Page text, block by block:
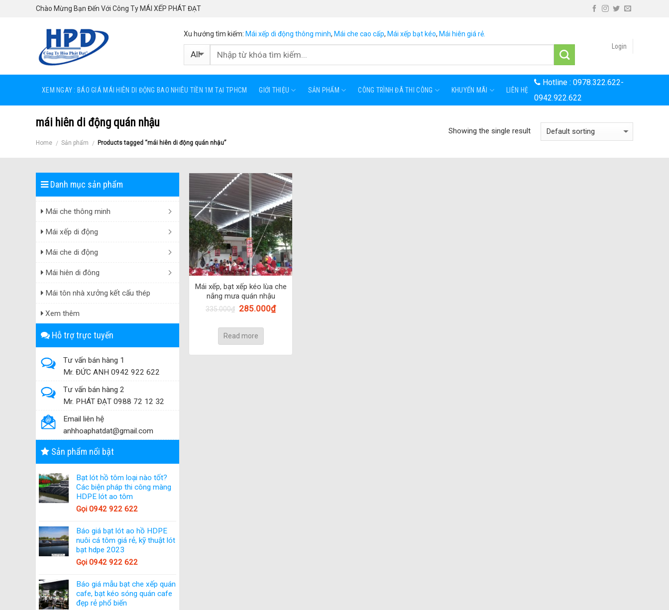
Chào Mừng Bạn Đến Với Công Ty MÁI XẾP PHÁT ĐẠT
Xu hướng tìm kiếm: Mái xếp di động thông minh, Mái che cao cấp, Mái xếp bạt kéo, Mái hiên giá rẻ.
Login
XEM NGAY : BÁO GIÁ MÁI HIÊN DI ĐỘNG BAO NHIÊU TIỀN 1M TẠI TPHCM GIỚI THIỆU SẢN PHẨM CÔNG TRÌNH ĐÃ THI CÔNG KHUYẾN MÃI LIÊN HỆ
Hotline :0978.322.622-
0942.922.622
mái hiên di động quán nhậu
Home / Sản phẩm / Products tagged “mái hiên di động quán nhậu”
Showing the single result
Danh mục sản phẩm
Mái che thông minh
Mái xếp di động
Mái che di động
Mái hiên di đông
Mái tôn nhà xưởng kết cấu thép
Xem thêm
Hỗ trợ trực tuyến
Tư vấn bán hàng 1
Mr. ĐỨC ANH 0942 922 622
Tư vấn bán hàng 2
Mr. PHÁT ĐẠT 0988 72 12 32
Email liên hệ
anhhoaphatdat@gmail.com
Sản phẩm nổi bật
Bạt lót hồ tôm loại nào tốt?
Các biện pháp thi công màng
HDPE lót ao tôm
Gọi 0942 922 622
Báo giá bạt lót ao hồ HDPE
nuôi cá tôm giá rẻ, kỹ thuật lót
bạt hdpe 2023
Gọi 0942 922 622
Báo giá mẫu bạt che xếp quán
cafe, bạt kéo sóng quán cafe
đẹp rẻ phổ biến
Mái xếp, bạt xếp kéo lùa che
nắng mưa quán nhậu
335.000₫ 285.000₫
Read more